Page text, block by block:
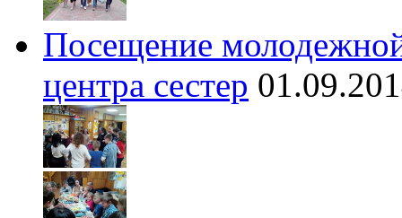
Посещение
центра сестер